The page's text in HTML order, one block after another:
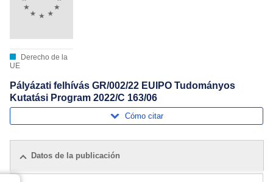
Derecho de la
UE
Pályázati felhívás GR/002/22 EUIPO Tudományos
Kutatási Program 2022/C 163/06
Cómo citar
Datos de la publicación